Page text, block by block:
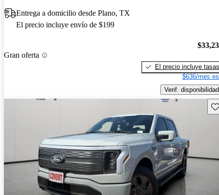
Entrega a domicilio desde Plano, TX
El precio incluye envío de $199
Gran oferta
El precio incluye tasas
$636/mes
Verif. disponibilidad